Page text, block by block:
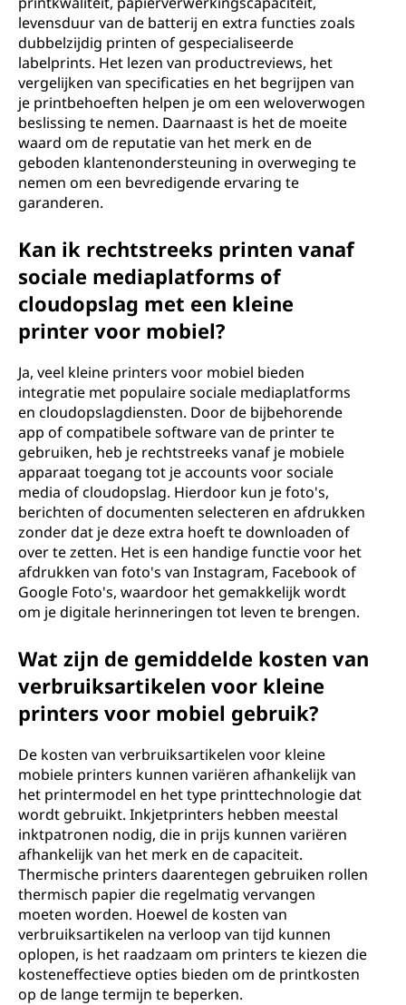
levensduur van de batterij en extra functies zoals
dubbelzijdig printen of gespecialiseerde
labelprints. Het lezen van productreviews, het
vergelijken van specificaties en het begrijpen van
je printbehoeften helpen je om een weloverwogen
beslissing te nemen. Daarnaast is het de moeite
waard om de reputatie van het merk en de
geboden klantenondersteuning in overweging te
nemen om een bevredigende ervaring te
garanderen.
Kan ik rechtstreeks printen vanaf
sociale mediaplatforms of
cloudopslag met een kleine
printer voor mobiel?
Ja, veel kleine printers voor mobiel bieden
integratie met populaire sociale mediaplatforms
en cloudopslagdiensten. Door de bijbehorende
app of compatibele software van de printer te
gebruiken, heb je rechtstreeks vanaf je mobiele
apparaat toegang tot je accounts voor sociale
media of cloudopslag. Hierdoor kun je foto's,
berichten of documenten selecteren en afdrukken
zonder dat je deze extra hoeft te downloaden of
over te zetten. Het is een handige functie voor het
afdrukken van foto's van Instagram, Facebook of
Google Foto's, waardoor het gemakkelijk wordt
om je digitale herinneringen tot leven te brengen.
Wat zijn de gemiddelde kosten van
verbruiksartikelen voor kleine
printers voor mobiel gebruik?
De kosten van verbruiksartikelen voor kleine
mobiele printers kunnen variëren afhankelijk van
het printermodel en het type printtechnologie dat
wordt gebruikt. Inkjetprinters hebben meestal
inktpatronen nodig, die in prijs kunnen variëren
afhankelijk van het merk en de capaciteit.
Thermische printers daarentegen gebruiken rollen
thermisch papier die regelmatig vervangen
moeten worden. Hoewel de kosten van
verbruiksartikelen na verloop van tijd kunnen
oplopen, is het raadzaam om printers te kiezen die
kosteneffectieve opties bieden om de printkosten
op de lange termijn te beperken.